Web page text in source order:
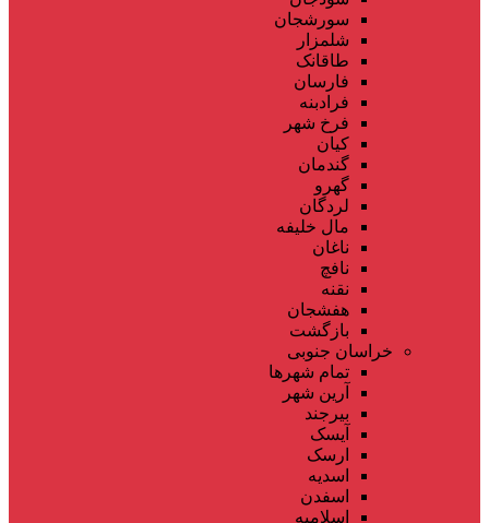
سورشجان
شلمزار
طاقانک
فارسان
فرادبنه
فرخ شهر
کیان
گندمان
گهرو
لردگان
مال خلیفه
ناغان
نافچ
نقنه
هفشجان
بازگشت
خراسان جنوبی
تمام شهر‌ها
آرین شهر
بیرجند
آیسک
ارسک
اسدیه
اسفدن
اسلامیه